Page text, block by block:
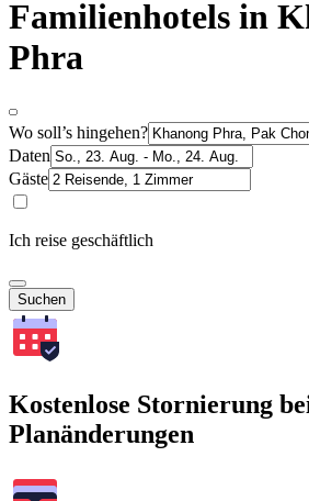
Familienhotels in
Phra
Wo soll’s hingehen?
Daten
Gäste
Ich reise geschäftlich
Suchen
Kostenlose Stornierung
Planänderungen